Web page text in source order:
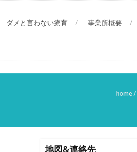
ダメと言わない療育 事業所概要
home/
地図&連絡先